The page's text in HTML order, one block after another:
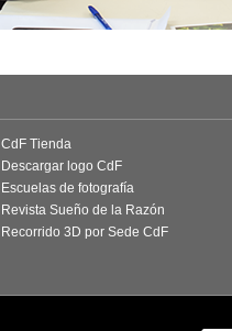
CdF Tienda
Descargar logo CdF
Escuelas de fotografía
Revista Sueño de la Razón
Recorrido 3D por Sede CdF